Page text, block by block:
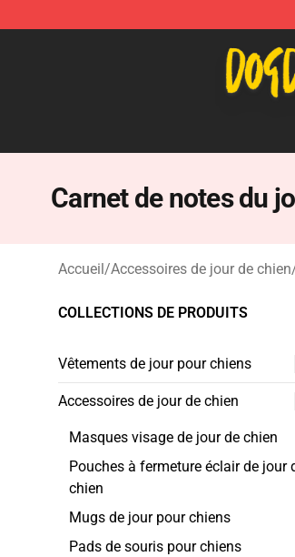
DogDay Store - Official DogDay
Carnet de notes du
Accueil/Accessoires de jour de chien
COLLECTIONS DE PRODUITS
Vêtements de jour pour chiens
Accessoires de jour de chien
Masques visage de jour de chien
Pouches à fermeture éclair de jour
chien
Mugs de jour pour chiens
Pads de souris pour chiens